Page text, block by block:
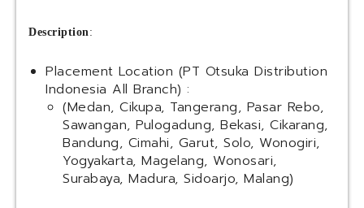
Description:
Placement Location (PT Otsuka Distribution
Indonesia All Branch) :
(Medan, Cikupa, Tangerang, Pasar Rebo,
Sawangan, Pulogadung, Bekasi, Cikarang,
Bandung, Cimahi, Garut, Solo, Wonogiri,
Yogyakarta, Magelang, Wonosari,
Surabaya, Madura, Sidoarjo, Malang)